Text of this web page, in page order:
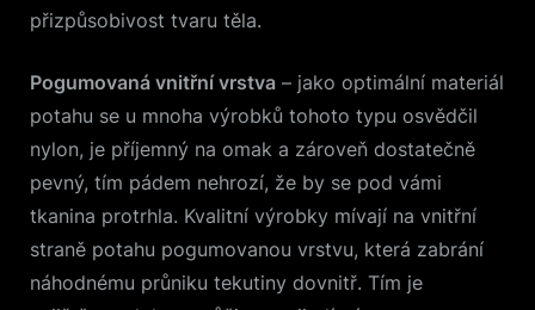
přizpůsobivost tvaru těla.
Pogumovaná vnitřní vrstva – jako optimální materiál
potahu se u mnoha výrobků tohoto typu osvědčil
nylon, je příjemný na omak a zároveň dostatečně
pevný, tím pádem nehrozí, že by se pod vámi
tkanina protrhla. Kvalitní výrobky mívají na vnitřní
straně potahu pogumovanou vrstvu, která zabrání
náhodnému průniku tekutiny dovnitř. Tím je